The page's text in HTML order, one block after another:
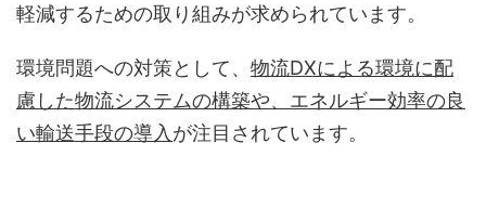
軽減するための取り組みが求められています。
環境問題への対策として、 物流DXによる環境に配
慮した物流システムの構築や、エネルギー効率の良
い輸送手段の導入 が注目されています。